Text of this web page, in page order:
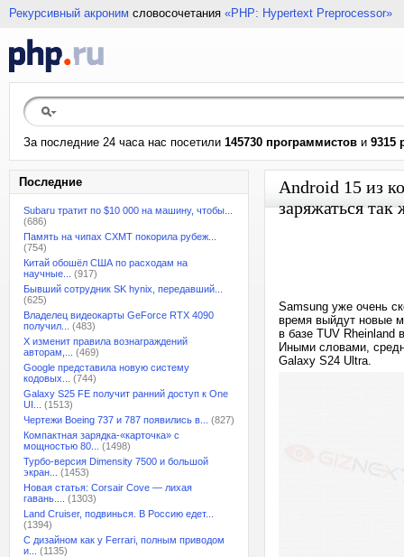
Рекурсивный акроним словосочетания «PHP: Hypertext Preprocessor»
За последние 24 часа нас посетили 145730 программистов и 9315
Последние
Subaru тратит по $10 000 на машину, чтобы...
(686)
Память на чипах CXMT покорила рубеж...
(754)
Китай обошёл США по расходам на
научные...
(917)
Бывший сотрудник SK hynix, передавший...
(625)
Владелец видеокарты GeForce RTX 4090
получил...
(483)
X изменит правила вознаграждений
авторам,...
(469)
Google представила новую систему
кодовых...
(744)
Galaxy S25 FE получит ранний доступ к One
UI...
(1513)
Чертежи Boeing 737 и 787 появились в...
(827)
Компактная зарядка-«карточка» с
мощностью 80...
(1498)
Турбо-версия Dimensity 7500 и большой
экран...
(1453)
Новая статья: Corsair Cove — лихая
гавань....
(1303)
Land Cruiser, подвинься. В Россию едет...
(1394)
С дизайном как у Ferrari, полным приводом
и...
(1135)
Android 15 из
заряжаться
Samsung уже очень
время выйдут новые
в базе TUV Rheinland
Иными словами,
Galaxy S24 Ultra.